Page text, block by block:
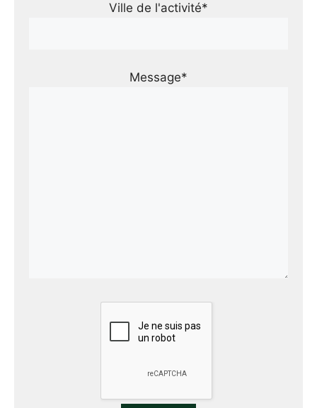
Ville de l'activité*
Message*